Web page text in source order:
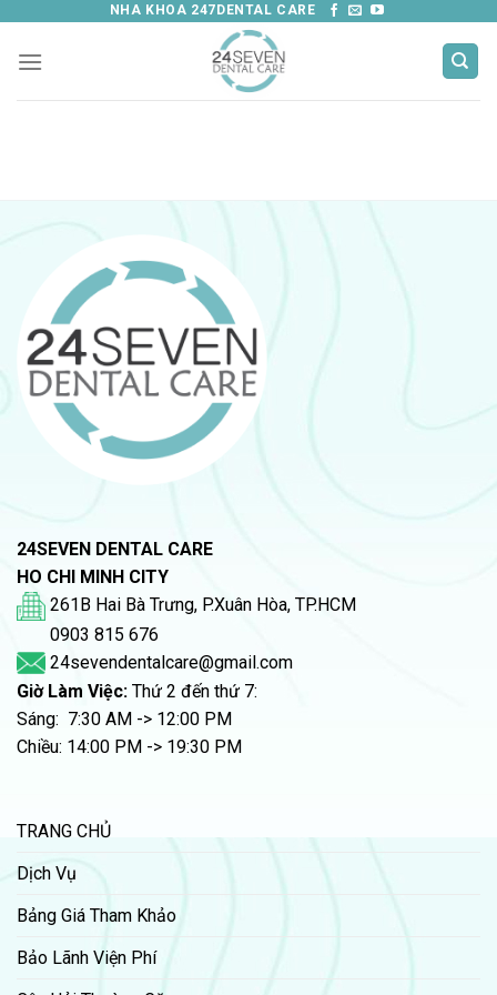
content
NHA KHOA 247DENTAL CARE
24SEVEN DENTAL CARE
HO CHI MINH CITY
261B Hai Bà Trưng, P.Xuân Hòa, TP.HCM
0903 815 676
24sevendentalcare@gmail.com
Giờ Làm Việc: Thứ 2 đến thứ 7:
Sáng: 7:30 AM -> 12:00 PM
Chiều: 14:00 PM -> 19:30 PM
TRANG CHỦ
Dịch Vụ
Bảng Giá Tham Khảo
Bảo Lãnh Viện Phí